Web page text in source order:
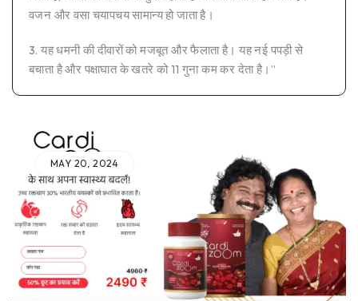
वजन और वसा चयापचय सामान्य हो जाता है।
3. यह धमनी की दीवारों को मजबूत और फैलाता है। यह नई पपड़ी से
बचाता है और पक्षाघात के खतरे को 11 गुना कम कर देता है।”
MAY 20, 2024